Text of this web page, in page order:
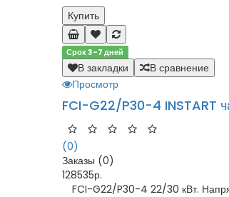
Купить
Срок 3-7 дней
В закладки
В сравнение
Просмотр
FCI-G22/P30-4 INSTART
(0)
Заказы (0)
128535р.
FCI-G22/P30-4 22/30 кВт.